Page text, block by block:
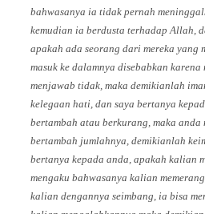
bahwasanya ia tidak pernah
kemudian ia berdusta terhadap Allah,
apakah ada seorang dari mereka yang
masuk ke dalamnya disebabkan
menjawab tidak, maka demikianlah
kelegaan hati, dan saya bertanya
bertambah atau berkurang, maka anda
bertambah jumlahnya, demikianlah
bertanya kepada anda, apakah kalian
mengaku bahwasanya kalian
kalian dengannya seimbang, ia bisa